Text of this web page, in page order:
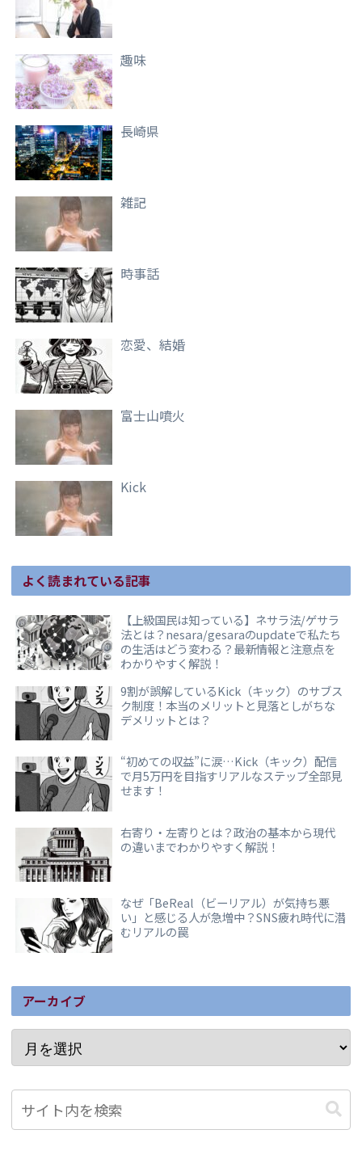
趣味
長崎県
雑記
時事話
恋愛、結婚
富士山噴火
Kick
よく読まれている記事
【上級国民は知っている】ネサラ法/ゲサラ
法とは？nesara/gesaraのupdateで私たち
の生活はどう変わる？最新情報と注意点を
わかりやすく解説！
9割が誤解しているKick（キック）のサブス
ク制度！本当のメリットと見落としがちな
デメリットとは？
“初めての収益”に涙…Kick（キック）配信
で月5万円を目指すリアルなステップ全部見
せます！
右寄り・左寄りとは？政治の基本から現代
の違いまでわかりやすく解説！
なぜ「BeReal（ビーリアル）が気持ち悪
い」と感じる人が急増中？SNS疲れ時代に潜
むリアルの罠
アーカイブ